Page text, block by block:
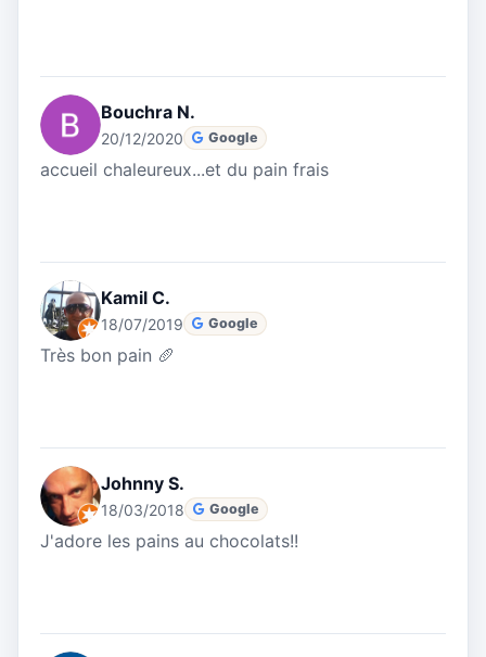
Bouchra N.
20/12/2020 Google
accueil chaleureux...et du pain frais
Kamil C.
18/07/2019 Google
Très bon pain 🥖
Johnny S.
18/03/2018 Google
J'adore les pains au chocolats!!